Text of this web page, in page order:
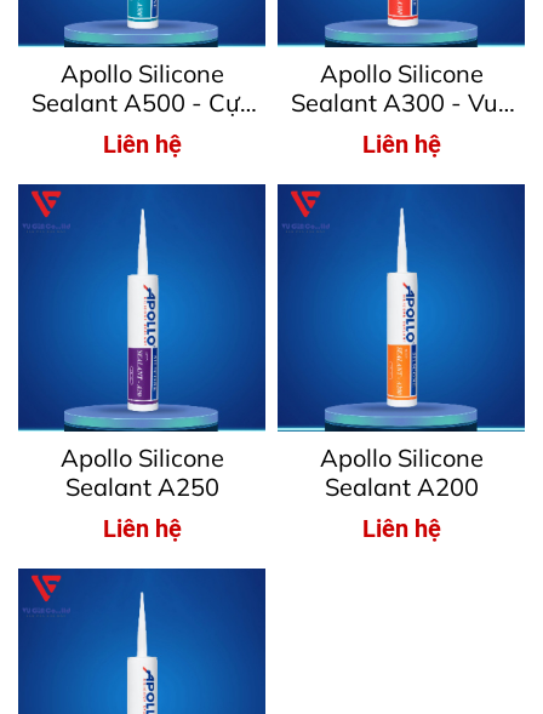
Apollo Silicone
Sealant A500 - Cực
phẩm chống thấm
Liên hệ
Apollo Silicone
Sealant A300 - Vua
keo kính
Liên hệ
Apollo Silicone
Sealant A250
Liên hệ
Apollo Silicone
Sealant A200
Liên hệ